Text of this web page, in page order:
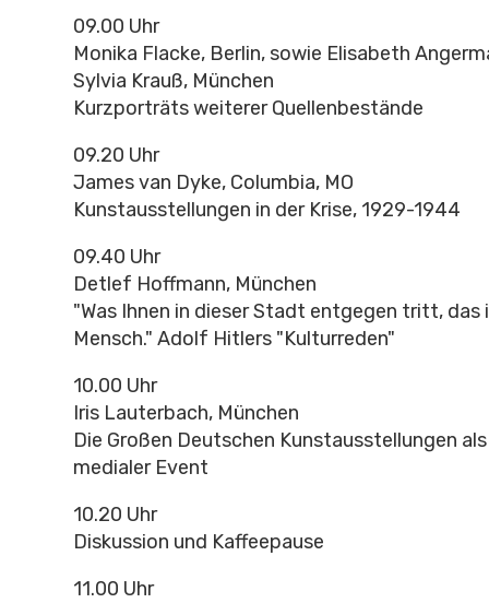
09.00 Uhr
Monika Flacke, Berlin, sowie Elisabeth
Sylvia Krauß, München
Kurzporträts weiterer Quellenbestände
09.20 Uhr
James van Dyke, Columbia, MO
Kunstausstellungen in der Krise, 1929-1944
09.40 Uhr
Detlef Hoffmann, München
"Was Ihnen in dieser Stadt entgegen tritt, das
Mensch." Adolf Hitlers "Kulturreden"
10.00 Uhr
Iris Lauterbach, München
Die Großen Deutschen Kunstausstellungen
medialer Event
10.20 Uhr
Diskussion und Kaffeepause
11.00 Uhr